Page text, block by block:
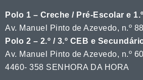
Polo 1 – Creche / Pré-Escolar e
Av. Manuel Pinto de Azevedo, n.º 88
Polo 2 – 2.º / 3.º CEB e
Av. Manuel Pinto de Azevedo, n.º
4460- 358 SENHORA DA HORA